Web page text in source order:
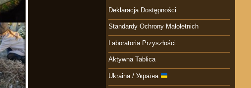
Deklaracja Dostępności
Standardy Ochrony Małoletnich
Laboratoria Przyszłości.
Aktywna Tablica
Ukraina / Україна